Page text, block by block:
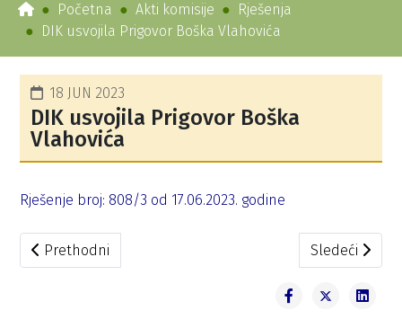
Početna Akti komisije
Rješenja
DIK usvojila Prigovor Boška Vlahovića
18 JUN 2023
DIK usvojila Prigovor Boška
Vlahovića
Rješenje broj: 808/3 od 17.06.2023. godine
Prethodni članak: Rješenja po prigovorima
Prethodni Sledeći
Sledeći